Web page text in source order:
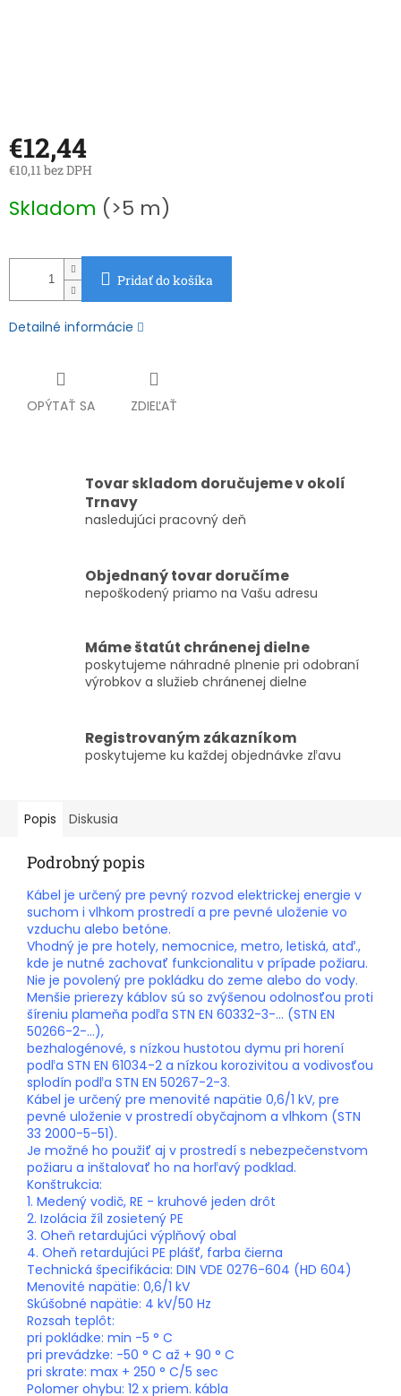
€12,44
€10,11 bez DPH
cena:
Skladom (>5 m)
Pridať do košíka
Detailné informácie
OPÝTAŤ SA ZDIEĽAŤ
Tovar skladom doručujeme v okolí
Trnavy
nasledujúci pracovný deň
Objednaný tovar doručíme
nepoškodený priamo na Vašu adresu
Máme štatút chránenej dielne
poskytujeme náhradné plnenie pri odobraní
výrobkov a služieb chránenej dielne
Registrovaným zákazníkom
poskytujeme ku každej objednávke zľavu
Popis Diskusia
Podrobný popis
Kábel je určený pre pevný rozvod elektrickej energie v
suchom i vlhkom prostredí a pre pevné uloženie vo
vzduchu alebo betóne.
Vhodný je pre hotely, nemocnice, metro, letiská, atď.,
kde je nutné zachovať funkcionalitu v prípade požiaru.
Nie je povolený pre pokládku do zeme alebo do vody.
Menšie prierezy káblov sú so zvýšenou odolnosťou proti
šíreniu plameňa podľa STN EN 60332-3-… (STN EN
50266-2-…),
bezhalogénové, s nízkou hustotou dymu pri horení
podľa STN EN 61034-2 a nízkou korozivitou a vodivosťou
splodín podľa STN EN 50267-2-3.
Kábel je určený pre menovité napätie 0,6/1 kV, pre
pevné uloženie v prostredí obyčajnom a vlhkom (STN
33 2000-5-51).
Je možné ho použiť aj v prostredí s nebezpečenstvom
požiaru a inštalovať ho na horľavý podklad.
Konštrukcia:
1. Medený vodič, RE - kruhové jeden drôt
2. Izolácia žíl zosietený PE
3. Oheň retardujúci výplňový obal
4. Oheň retardujúci PE plášť, farba čierna
Technická špecifikácia: DIN VDE 0276-604 (HD 604)
Menovité napätie: 0,6/1 kV
Skúšobné napätie: 4 kV/50 Hz
Rozsah teplôt:
pri pokládke: min -5 ° C
pri prevádzke: -50 ° C až + 90 ° C
pri skrate: max + 250 ° C/5 sec
Polomer ohybu: 12 x priem. kábla